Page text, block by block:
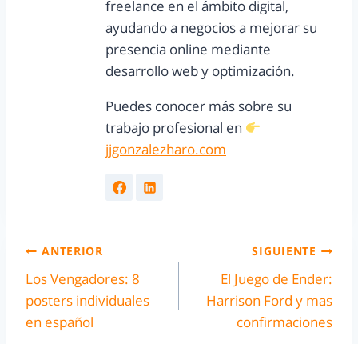
freelance en el ámbito digital,
ayudando a negocios a mejorar su
presencia online mediante
desarrollo web y optimización.
Puedes conocer más sobre su
trabajo profesional en
jjgonzalezharo.com
ANTERIOR
Los Vengadores: 8
posters individuales
en español
SIGUIENTE
El Juego de Ender:
Harrison Ford y mas
confirmaciones